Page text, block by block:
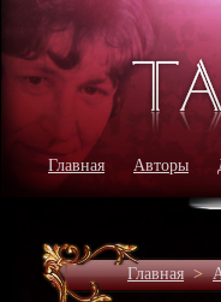
Главная Авторы
Главная>